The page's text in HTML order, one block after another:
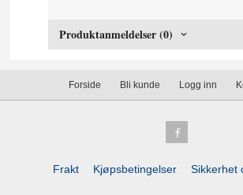
Produktanmeldelser (0)
Forside Bli kunde Logg inn
Frakt Kjøpsbetingelser Sikkerhet